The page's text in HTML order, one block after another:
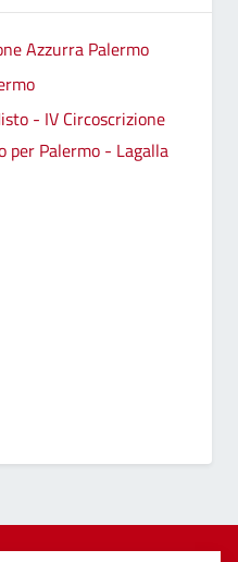
Azzurra Palermo
- IV Circoscrizione
per Palermo - Lagalla